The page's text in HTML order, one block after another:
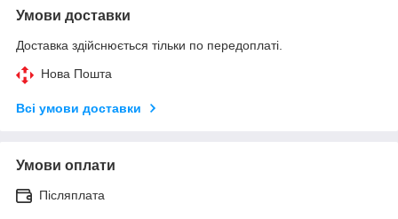
Умови доставки
Доставка здійснюється тільки по передоплаті.
Нова Пошта
Всі умови доставки
Умови оплати
Післяплата